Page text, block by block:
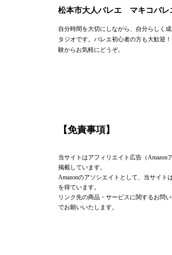
松本市大人バレエ マキコバレ
自分時間を大切にしながら、自分らしく
タジオです。バレエ初心者の方も大歓迎
験からお気軽にどうぞ。
【免責事項】
当サイトはアフィリエイト広告（Amazon
掲載しています。
Amazonのアソシエイトとして、当サイト
を得ています。
リンク先の商品・サービスに関するお問
でお願いいたします。